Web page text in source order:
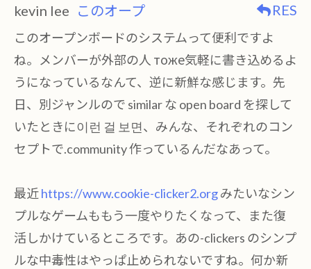
kevin lee このオープ RES
このオープンボードのシステムって便利ですよ
ね。メンバーが外部の人 тоже気軽に書き込めるよ
うになっているなんて、逆に新鮮な感じます。先
日、別ジャンルので similar な open board を探して
いたときに이런 걸 보면、みんな、それぞれのコン
セプトで.community 作っているんだなあって。
最近https://www.cookie-clicker2.orgみたいなシン
プルなゲームももう一度やりたくなって、また復
活しかけているところです。あの-clickers のシンプ
ルな中毒性はやっぱ止められないですね。何か新